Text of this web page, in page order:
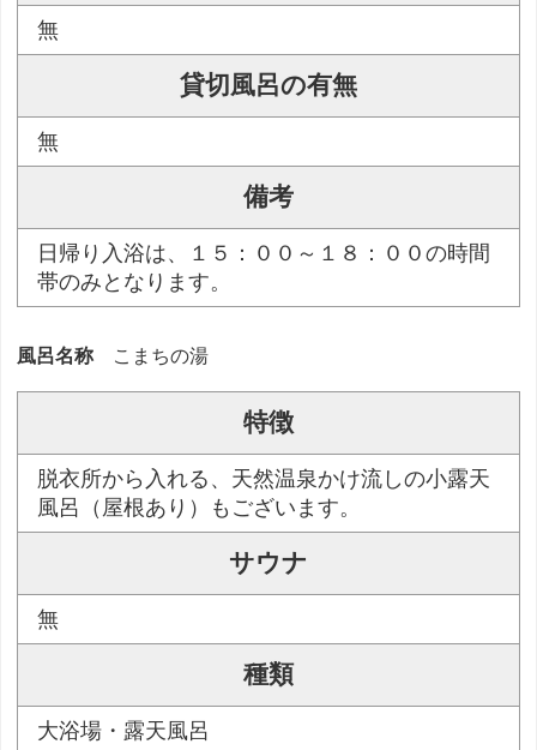
無
貸切風呂の有無
無
備考
日帰り入浴は、１５：００～１８：００の時間
帯のみとなります。
風呂名称 こまちの湯
特徴
脱衣所から入れる、天然温泉かけ流しの小露天
風呂（屋根あり）もございます。
サウナ
無
種類
大浴場・露天風呂